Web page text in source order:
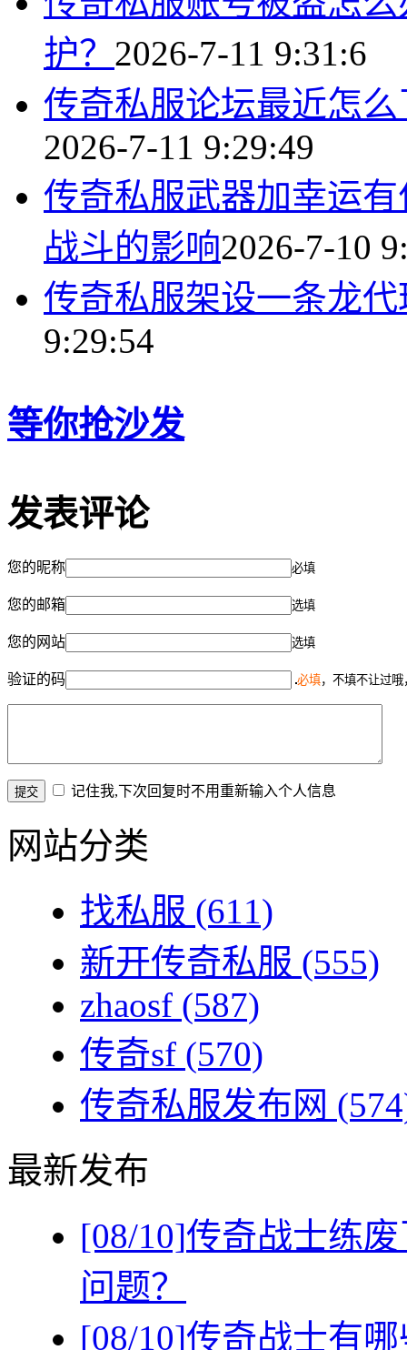
护？ 2026-7-11 9:31:6
传奇私服论坛最近怎
2026-7-11 9:29:49
传奇私服武器加幸运
战斗的影响2026-7-10
传奇私服架设一条龙
9:29:54
等你抢沙发
发表评论
您的昵称 必填
您的邮箱 选填
您的网站 选填
验证的码 必填，不填不让过
记住我,下次回复时不用重新输入个人信息
网站分类
找私服 (611)
新开传奇私服 (555)
zhaosf (587)
传奇sf (570)
传奇私服发布网
最新发布
[08/10]传奇战士练
问题？
[08/10]传奇战士有